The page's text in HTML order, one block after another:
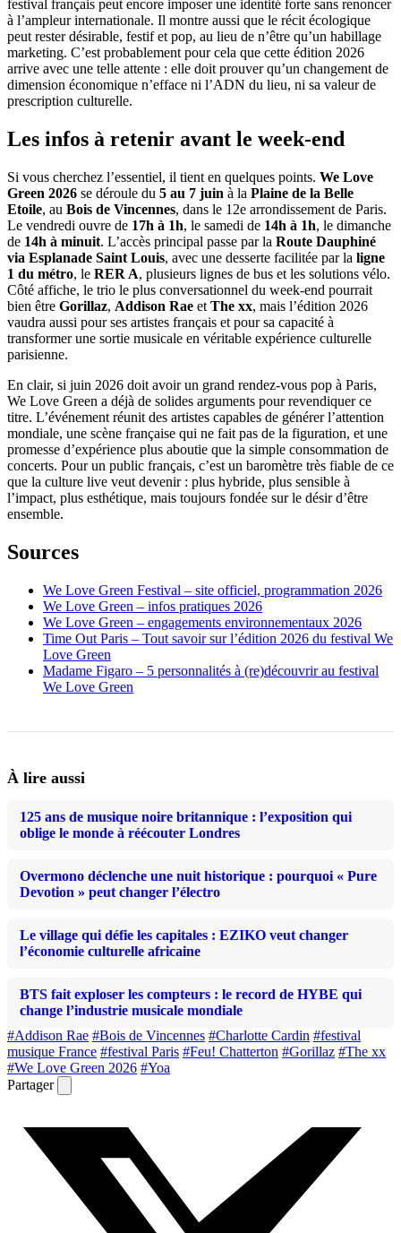
festival français peut encore imposer une identité forte sans renoncer
à l’ampleur internationale. Il montre aussi que le récit écologique
peut rester désirable, festif et pop, au lieu de n’être qu’un habillage
marketing. C’est probablement pour cela que cette édition 2026
arrive avec une telle attente : elle doit prouver qu’un changement de
dimension économique n’efface ni l’ADN du lieu, ni sa valeur de
prescription culturelle.
Les infos à retenir avant le week-end
Si vous cherchez l’essentiel, il tient en quelques points. We Love
Green 2026 se déroule du 5 au 7 juin à la Plaine de la Belle
Etoile, au Bois de Vincennes, dans le 12e arrondissement de Paris.
Le vendredi ouvre de 17h à 1h, le samedi de 14h à 1h, le dimanche
de 14h à minuit. L’accès principal passe par la Route Dauphiné
via Esplanade Saint Louis, avec une desserte facilitée par la ligne
1 du métro, le RER A, plusieurs lignes de bus et les solutions vélo.
Côté affiche, le trio le plus conversationnel du week-end pourrait
bien être Gorillaz, Addison Rae et The xx, mais l’édition 2026
vaudra aussi pour ses artistes français et pour sa capacité à
transformer une sortie musicale en véritable expérience culturelle
parisienne.
En clair, si juin 2026 doit avoir un grand rendez-vous pop à Paris,
We Love Green a déjà de solides arguments pour revendiquer ce
titre. L’événement réunit des artistes capables de générer l’attention
mondiale, une scène française qui ne fait pas de la figuration, et une
promesse d’expérience plus aboutie que la simple consommation de
concerts. Pour un public français, c’est un baromètre très fiable de ce
que la culture live veut devenir : plus hybride, plus sensible à
l’impact, plus esthétique, mais toujours fondée sur le désir d’être
ensemble.
Sources
We Love Green Festival – site officiel, programmation 2026
We Love Green – infos pratiques 2026
We Love Green – engagements environnementaux 2026
Time Out Paris – Tout savoir sur l’édition 2026 du festival We
Love Green
Madame Figaro – 5 personnalités à (re)découvrir au festival
We Love Green
À lire aussi
125 ans de musique noire britannique : l’exposition qui
oblige le monde à réécouter Londres
Overmono déclenche une nuit historique : pourquoi « Pure
Devotion » peut changer l’électro
Le village qui défie les capitales : EZIKO veut changer
l’économie culturelle africaine
BTS fait exploser les compteurs : le record de HYBE qui
change l’industrie musicale mondiale
#Addison Rae #Bois de Vincennes #Charlotte Cardin #festival
musique France #festival Paris #Feu! Chatterton #Gorillaz #The xx
#We Love Green 2026 #Yoa
Partager